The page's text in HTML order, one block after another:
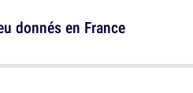
donnés en France